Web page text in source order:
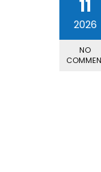
11
2026
NO